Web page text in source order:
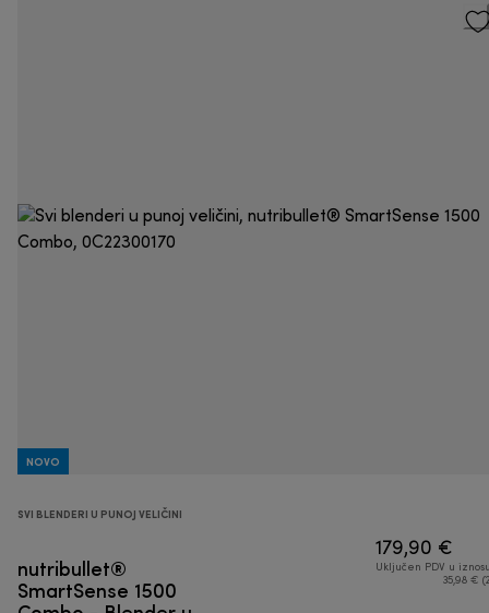
NOVO
SVI BLENDERI U PUNOJ VELIČINI
nutribullet®
SmartSense 1500
179,90 €
Uključen PDV u
35,98 €